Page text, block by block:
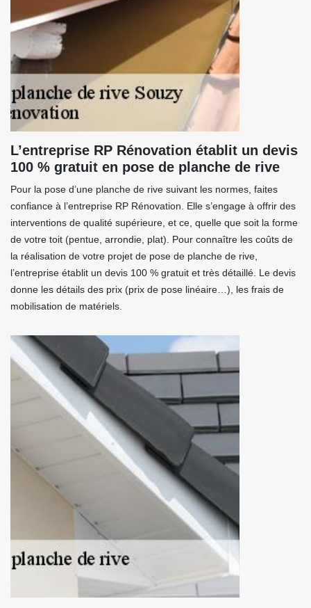
L’entreprise RP Rénovation établit un devis
100 % gratuit en pose de planche de rive
Pour la pose d’une planche de rive suivant les normes, faites
confiance à l’entreprise RP Rénovation. Elle s’engage à offrir des
interventions de qualité supérieure, et ce, quelle que soit la forme
de votre toit (pentue, arrondie, plat). Pour connaître les coûts de
la réalisation de votre projet de pose de planche de rive,
l’entreprise établit un devis 100 % gratuit et très détaillé. Le devis
donne les détails des prix (prix de pose linéaire…), les frais de
mobilisation de matériels.